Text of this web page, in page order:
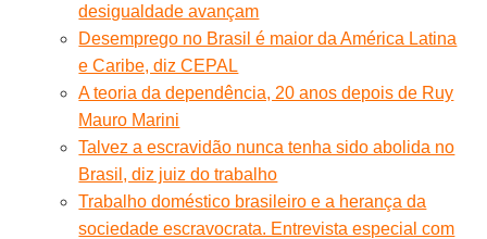
desigualdade avançam
Desemprego no Brasil é maior da América Latina
e Caribe, diz CEPAL
A teoria da dependência, 20 anos depois de Ruy
Mauro Marini
Talvez a escravidão nunca tenha sido abolida no
Brasil, diz juiz do trabalho
Trabalho doméstico brasileiro e a herança da
sociedade escravocrata. Entrevista especial com